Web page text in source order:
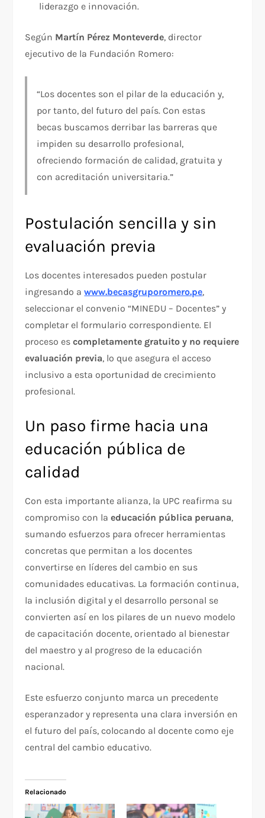
liderazgo e innovación.
Según Martín Pérez Monteverde, director
ejecutivo de la Fundación Romero:
“Los docentes son el pilar de la educación y,
por tanto, del futuro del país. Con estas
becas buscamos derribar las barreras que
impiden su desarrollo profesional,
ofreciendo formación de calidad, gratuita y
con acreditación universitaria.”
Postulación sencilla y sin
evaluación previa
Los docentes interesados pueden postular
ingresando awww.becasgruporomero.pe,
seleccionar el convenio “MINEDU – Docentes” y
completar el formulario correspondiente. El
proceso escompletamente gratuito y no requiere
evaluación previa, lo que asegura el acceso
inclusivo a esta oportunidad de crecimiento
profesional.
Un paso firme hacia una
educación pública de
calidad
Con esta importante alianza, la UPC reafirma su
compromiso con laeducación pública peruana,
sumando esfuerzos para ofrecer herramientas
concretas que permitan a los docentes
convertirse en líderes del cambio en sus
comunidades educativas. La formación continua,
la inclusión digital y el desarrollo personal se
convierten así en los pilares de un nuevo modelo
de capacitación docente, orientado al bienestar
del maestro y al progreso de la educación
nacional.
Este esfuerzo conjunto marca un precedente
esperanzador y representa una clara inversión en
el futuro del país, colocando al docente como eje
central del cambio educativo.
Relacionado